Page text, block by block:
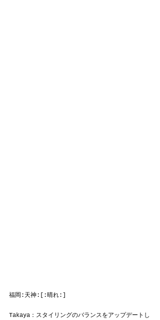
福岡:天神:[:晴れ:]
Takaya：スタイリングのバランスをアップデートし